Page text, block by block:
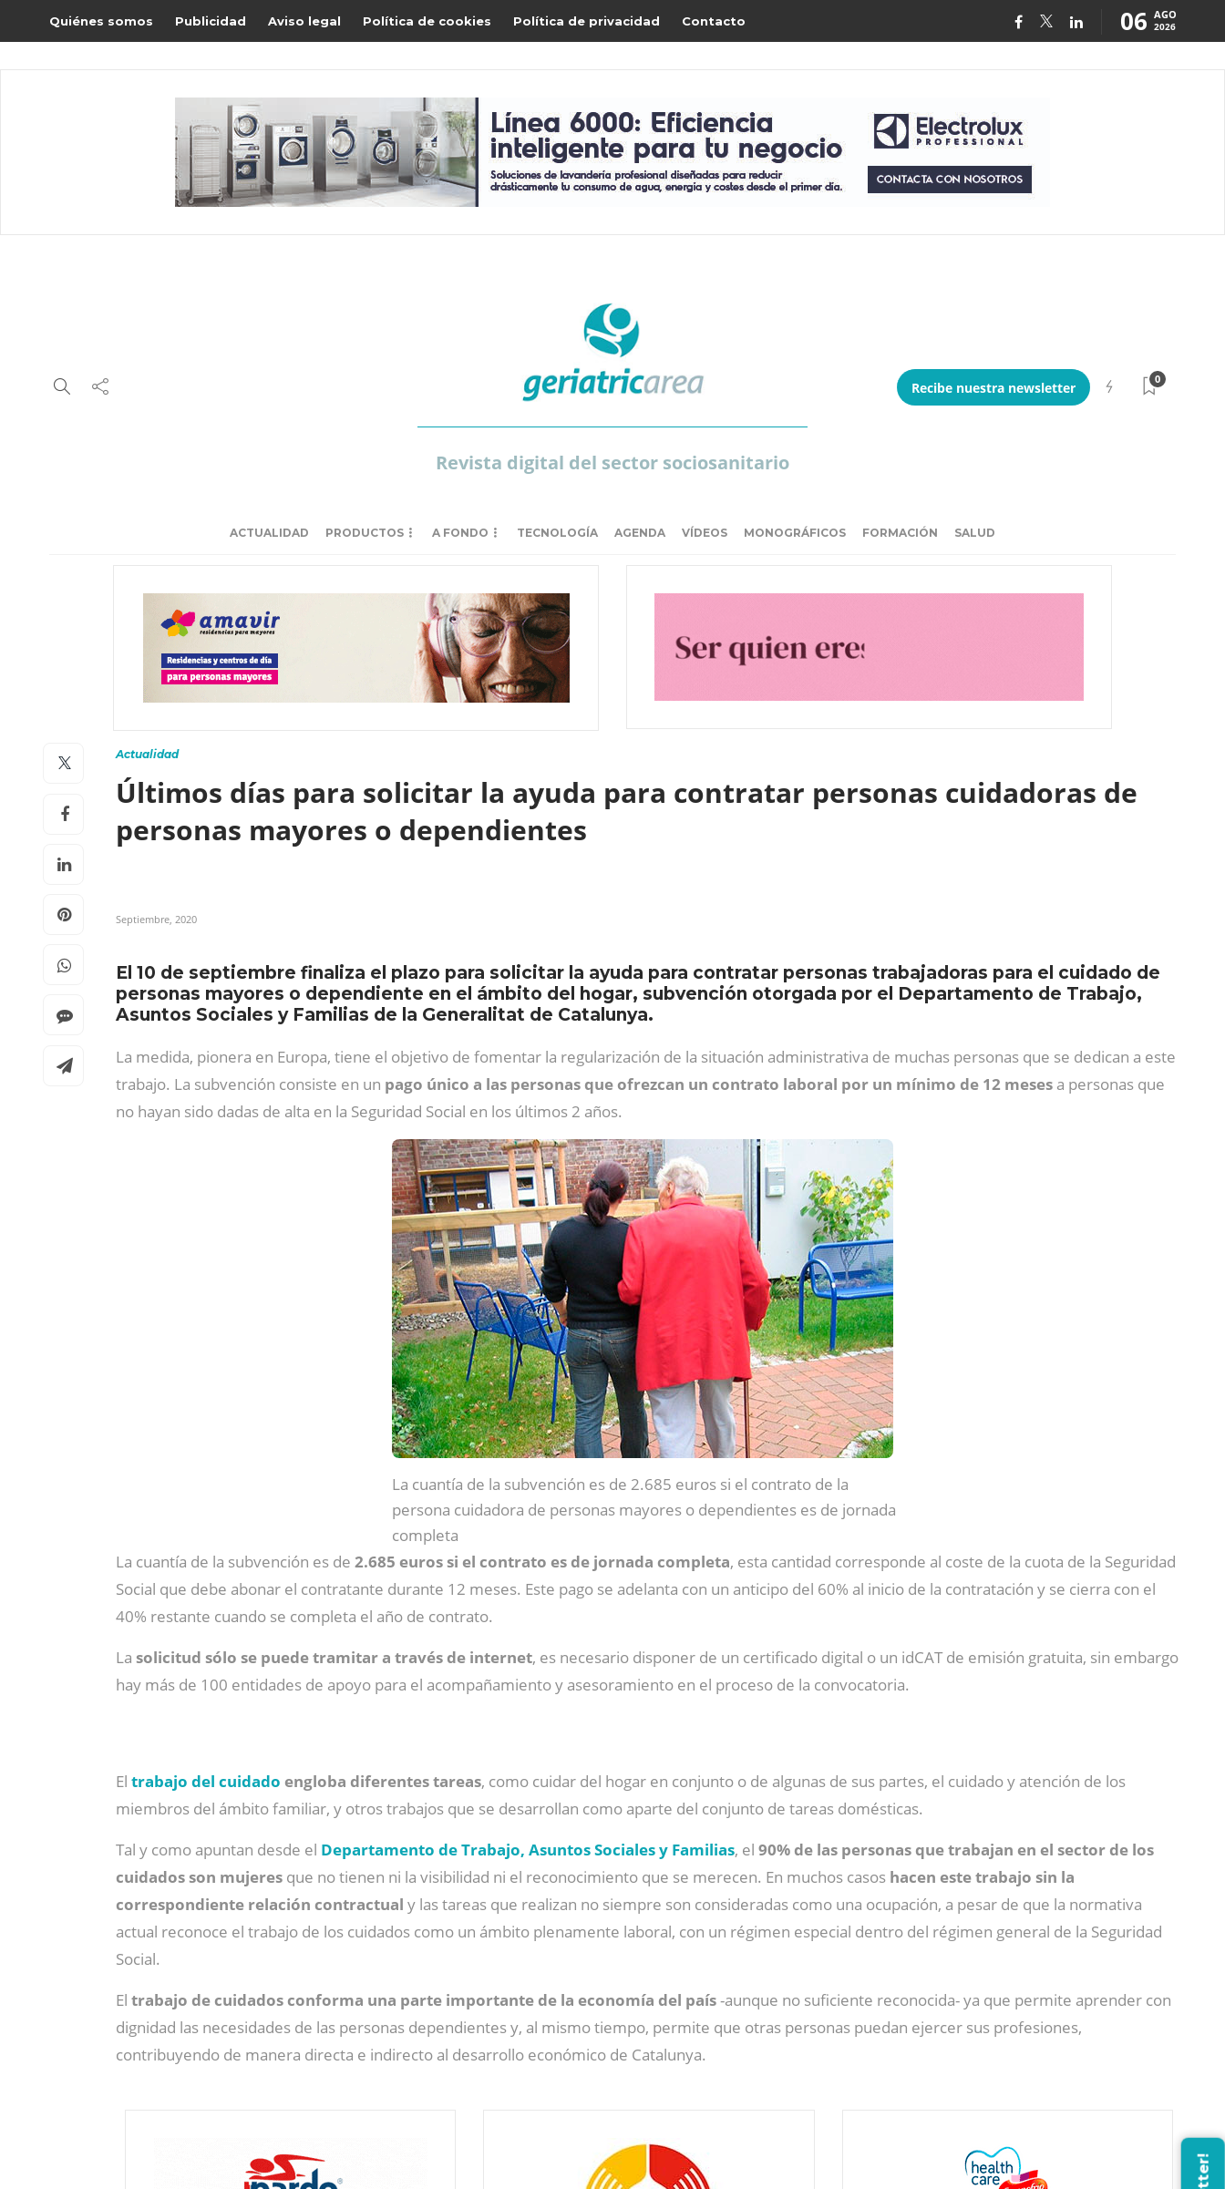
Quiénes somos Publicidad Aviso legal Política de cookies Política de privacidad Contacto 06 AGO
2026
Revista digital del sector sociosanitario
Recibe nuestra newsletter
0
ACTUALIDAD PRODUCTOS A FONDO TECNOLOGÍA AGENDA VÍDEOS MONOGRÁFICOS FORMACIÓN SALUD
Actualidad
Últimos días para solicitar la ayuda para contratar personas cuidadoras de
personas mayores o dependientes
Septiembre, 2020
El 10 de septiembre finaliza el plazo para solicitar la ayuda para contratar personas trabajadoras para el cuidado de
personas mayores o dependiente en el ámbito del hogar, subvención otorgada por el Departamento de Trabajo,
Asuntos Sociales y Familias de la Generalitat de Catalunya.
La medida, pionera en Europa, tiene el objetivo de fomentar la regularización de la situación administrativa de muchas personas que se dedican a este
trabajo. La subvención consiste en un pago único a las personas que ofrezcan un contrato laboral por un mínimo de 12 meses a personas que
no hayan sido dadas de alta en la Seguridad Social en los últimos 2 años.
La cuantía de la subvención es de 2.685 euros si el contrato de la
persona cuidadora de personas mayores o dependientes es de jornada
completa
La cuantía de la subvención es de 2.685 euros si el contrato es de jornada completa, esta cantidad corresponde al coste de la cuota de la Seguridad
Social que debe abonar el contratante durante 12 meses. Este pago se adelanta con un anticipo del 60% al inicio de la contratación y se cierra con el
40% restante cuando se completa el año de contrato.
La solicitud sólo se puede tramitar a través de internet, es necesario disponer de un certificado digital o un idCAT de emisión gratuita, sin embargo
hay más de 100 entidades de apoyo para el acompañamiento y asesoramiento en el proceso de la convocatoria.
El trabajo del cuidado engloba diferentes tareas, como cuidar del hogar en conjunto o de algunas de sus partes, el cuidado y atención de los
miembros del ámbito familiar, y otros trabajos que se desarrollan como aparte del conjunto de tareas domésticas.
Tal y como apuntan desde el Departamento de Trabajo, Asuntos Sociales y Familias, el 90% de las personas que trabajan en el sector de los
cuidados son mujeres que no tienen ni la visibilidad ni el reconocimiento que se merecen. En muchos casos hacen este trabajo sin la
correspondiente relación contractual y las tareas que realizan no siempre son consideradas como una ocupación, a pesar de que la normativa
actual reconoce el trabajo de los cuidados como un ámbito plenamente laboral, con un régimen especial dentro del régimen general de la Seguridad
Social.
El trabajo de cuidados conforma una parte importante de la economía del país-aunque no suficiente reconocida- ya que permite aprender con
dignidad las necesidades de las personas dependientes y, al mismo tiempo, permite que otras personas puedan ejercer sus profesiones,
contribuyendo de manera directa e indirecto al desarrollo económico de Catalunya.